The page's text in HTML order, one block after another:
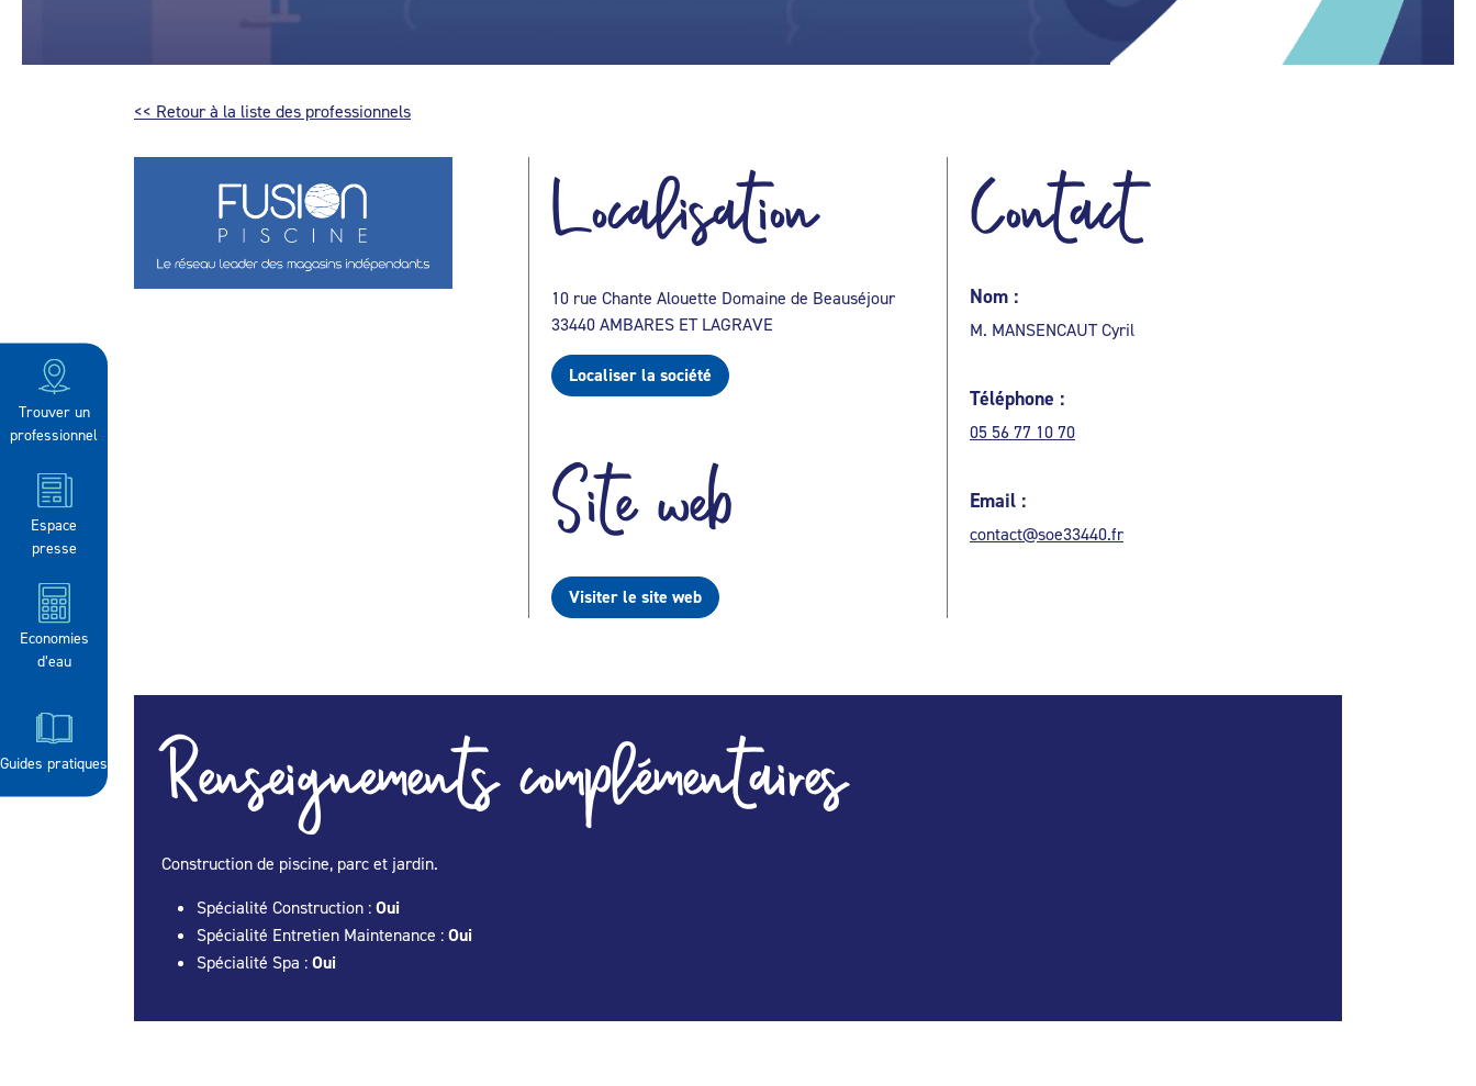
Trouver un
professionnel
Espace
presse
Economies
d’eau
Guides pratiques
<< Retour à la liste des professionnels
Localisation
10 rue Chante Alouette Domaine de Beauséjour
33440 AMBARES ET LAGRAVE
Localiser la société
Site web
Visiter le site web
Contact
Nom :
M. MANSENCAUT Cyril
Téléphone :
05 56 77 10 70
Email :
contact@soe33440.fr
Renseignements complémentaires
Construction de piscine, parc et jardin.
Spécialité Construction : Oui
Spécialité Entretien Maintenance : Oui
Spécialité Spa : Oui